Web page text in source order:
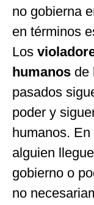
no gobierna
en términos
Los
humanos de
pasados
poder y
humanos.
alguien
gobierno o
no